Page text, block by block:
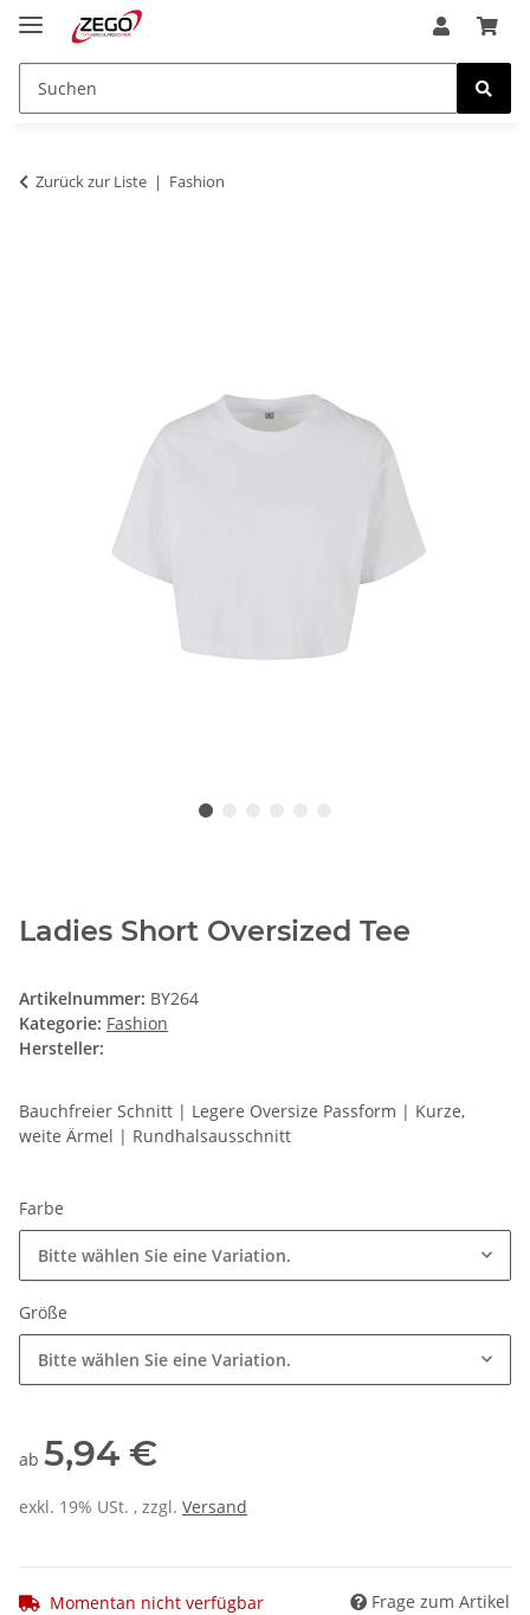
Zurück zur Liste Fashion
Ladies Short Oversized Tee
Artikelnummer: BY264
Kategorie: Fashion
Hersteller:
Bauchfreier Schnitt | Legere Oversize Passform | Kurze,
weite Ärmel | Rundhalsausschnitt
Farbe
Bitte wählen Sie eine Variation.
Größe
Bitte wählen Sie eine Variation.
ab 5,94 €
exkl. 19% USt. , zzgl. Versand
Momentan nicht verfügbar Frage zum Artikel